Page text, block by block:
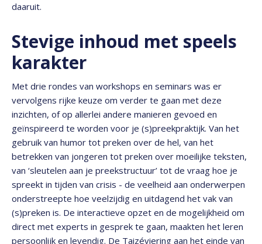
daaruit.
Stevige inhoud met speels
karakter
Met drie rondes van workshops en seminars was er
vervolgens rijke keuze om verder te gaan met deze
inzichten, of op allerlei andere manieren gevoed en
geïnspireerd te worden voor je (s)preekpraktijk. Van het
gebruik van humor tot preken over de hel, van het
betrekken van jongeren tot preken over moeilijke teksten,
van ‘sleutelen aan je preekstructuur’ tot de vraag hoe je
spreekt in tijden van crisis - de veelheid aan onderwerpen
onderstreepte hoe veelzijdig en uitdagend het vak van
(s)preken is. De interactieve opzet en de mogelijkheid om
direct met experts in gesprek te gaan, maakten het leren
persoonlijk en levendig. De Taizéviering aan het einde van